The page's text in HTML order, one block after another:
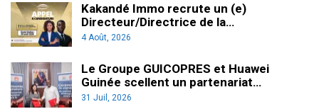
Kakandé Immo recrute un (e)
Directeur/Directrice de la…
4 Août, 2026
Le Groupe GUICOPRES et Huawei
Guinée scellent un partenariat…
31 Juil, 2026